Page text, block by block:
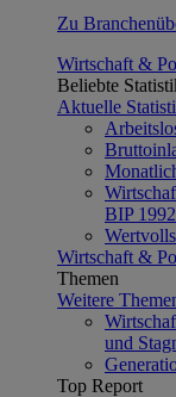
Zu
Wirtschaft &
Beliebte
Aktuelle
BIP
Wirtschaft &
Themen
Weitere
und
Top Report